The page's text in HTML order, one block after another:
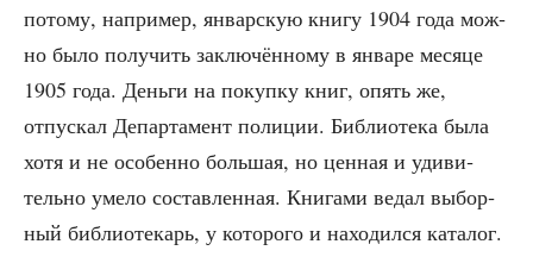
пото­му, напри­мер, январ­скую кни­гу 1904 года мож­
но было полу­чить заклю­чён­но­му в янва­ре меся­це
1905 года. День­ги на покуп­ку книг, опять же,
отпус­кал Депар­та­мент поли­ции. Биб­лио­те­ка была
хотя и не осо­бен­но боль­шая, но цен­ная и уди­ви­
тель­но уме­ло состав­лен­ная. Кни­га­ми ведал выбор­
ный биб­лио­те­карь, у кото­ро­го и нахо­дил­ся каталог.